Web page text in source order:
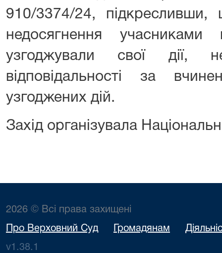
910/3374/24, підкресливши,
недосягнення
узгоджували свої дії,
відповідальності за
узгоджених дій.
Захід організувала
2026 © Всі права захищені
Про Верховний Суд Громадянам
v1.38.1